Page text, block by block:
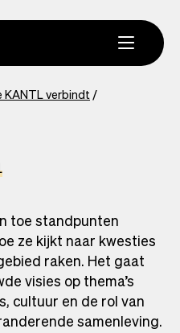
KANTL verbindt
toe standpunten
ze kijkt naar kwesties
raken. Het gaat
visies op thema’s
cultuur en de rol van
samenleving.